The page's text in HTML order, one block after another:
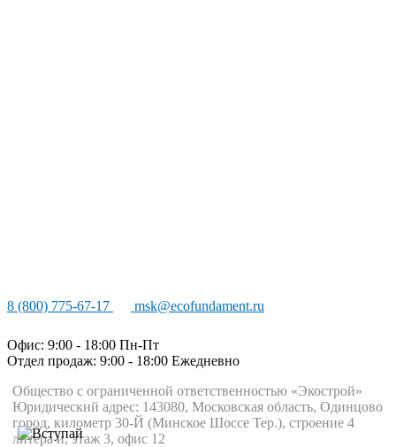
8 (800) 775-67-17 msk@ecofundament.ru
Офис: 9:00 - 18:00 Пн-Пт
Отдел продаж: 9:00 - 18:00 Ежедневно
Общество с ограниченной ответственностью «Экострой»
Юридический адрес: 143080, Московская область, Одинцово
город, километр 30-Й (Минское Шоссе Тер.), строение 4
литера и, этаж 3, офис 12